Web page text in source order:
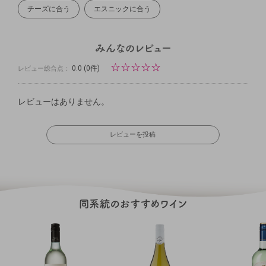
チーズに合う エスニックに合う
レビュー総合点： 0.0 (0件) ☆☆☆☆☆
レビューはありません。
レビューを投稿